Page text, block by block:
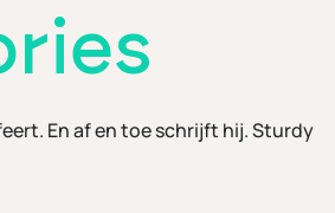
En af en toe schrijft hij. Sturdy